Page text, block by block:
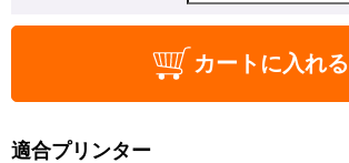
カートに入れる
適合プリンター